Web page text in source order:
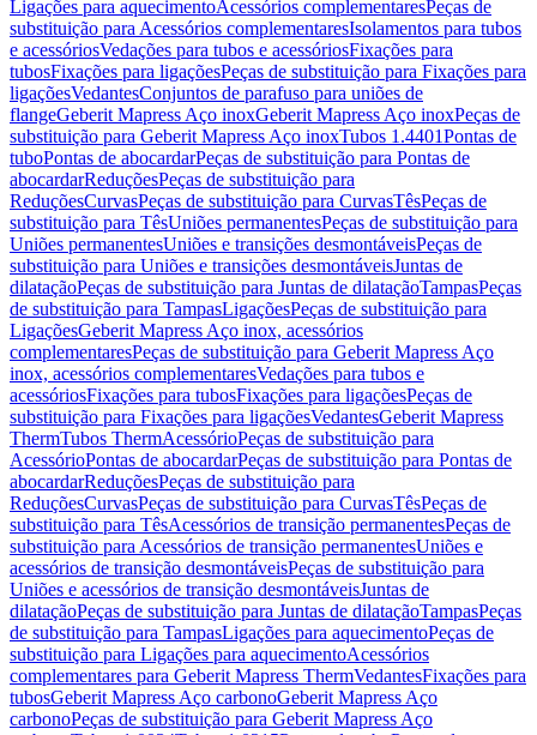
Ligações para aquecimentoAcessórios complementaresPeças de
substituição para Acessórios complementaresIsolamentos para tubos
e acessóriosVedações para tubos e acessóriosFixações para
tubosFixações para ligaçõesPeças de substituição para Fixações para
ligaçõesVedantesConjuntos de parafuso para uniões de
flangeGeberit Mapress Aço inoxGeberit Mapress Aço inoxPeças de
substituição para Geberit Mapress Aço inoxTubos 1.4401Pontas de
tuboPontas de abocardarPeças de substituição para Pontas de
abocardarReduçõesPeças de substituição para
ReduçõesCurvasPeças de substituição para CurvasTêsPeças de
substituição para TêsUniões permanentesPeças de substituição para
Uniões permanentesUniões e transições desmontáveisPeças de
substituição para Uniões e transições desmontáveisJuntas de
dilataçãoPeças de substituição para Juntas de dilataçãoTampasPeças
de substituição para TampasLigaçõesPeças de substituição para
LigaçõesGeberit Mapress Aço inox, acessórios
complementaresPeças de substituição para Geberit Mapress Aço
inox, acessórios complementaresVedações para tubos e
acessóriosFixações para tubosFixações para ligaçõesPeças de
substituição para Fixações para ligaçõesVedantesGeberit Mapress
ThermTubos ThermAcessórioPeças de substituição para
AcessórioPontas de abocardarPeças de substituição para Pontas de
abocardarReduçõesPeças de substituição para
ReduçõesCurvasPeças de substituição para CurvasTêsPeças de
substituição para TêsAcessórios de transição permanentesPeças de
substituição para Acessórios de transição permanentesUniões e
acessórios de transição desmontáveisPeças de substituição para
Uniões e acessórios de transição desmontáveisJuntas de
dilataçãoPeças de substituição para Juntas de dilataçãoTampasPeças
de substituição para TampasLigações para aquecimentoPeças de
substituição para Ligações para aquecimentoAcessórios
complementares para Geberit Mapress ThermVedantesFixações para
tubosGeberit Mapress Aço carbonoGeberit Mapress Aço
carbonoPeças de substituição para Geberit Mapress Aço